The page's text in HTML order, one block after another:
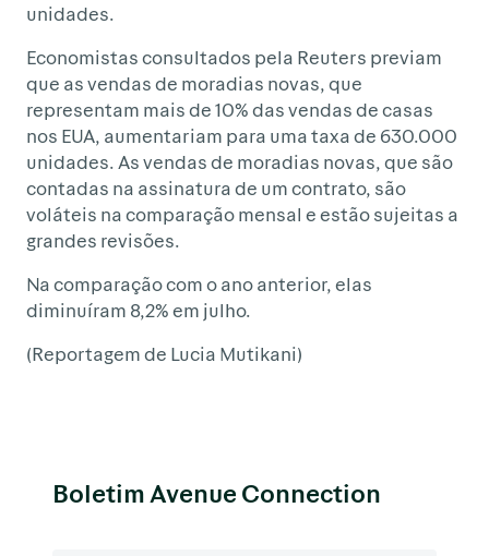
unidades.
Economistas consultados pela Reuters previam
que as vendas de moradias novas, que
representam mais de 10% das vendas de casas
nos EUA, aumentariam para uma taxa de 630.000
unidades. As vendas de moradias novas, que são
contadas na assinatura de um contrato, são
voláteis na comparação mensal e estão sujeitas a
grandes revisões.
Na comparação com o ano anterior, elas
diminuíram 8,2% em julho.
(Reportagem de Lucia Mutikani)
Boletim Avenue Connection